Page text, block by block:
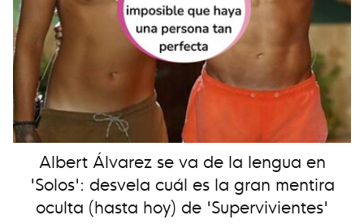
Albert Álvarez se va de la lengua en
'Solos': desvela cuál es la gran mentira
oculta (hasta hoy) de 'Supervivientes'